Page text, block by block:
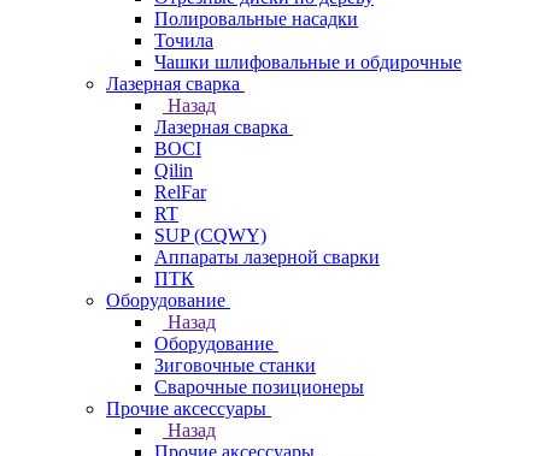
Полировальные насадки
Точила
Чашки шлифовальные и обдирочные
Лазерная сварка
Назад
Лазерная сварка
BOCI
Qilin
RelFar
RT
SUP (CQWY)
Аппараты лазерной сварки
ПТК
Оборудование
Назад
Оборудование
Зиговочные станки
Сварочные позиционеры
Прочие аксессуары
Назад
Прочие аксессуары